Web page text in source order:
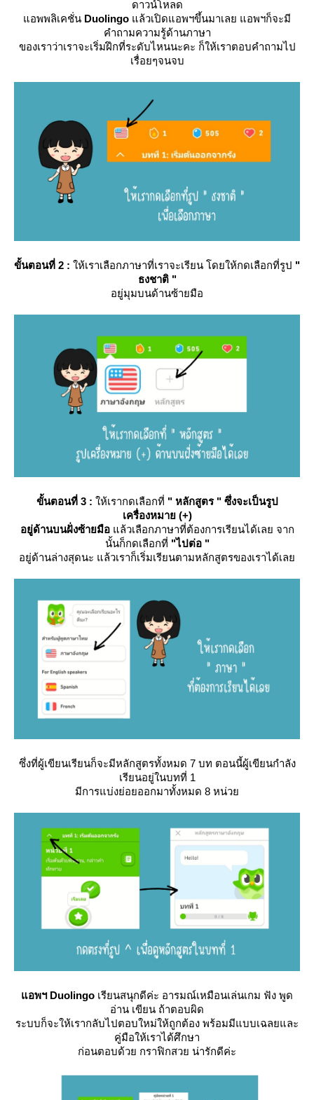
ดาวน์โหลด
อพพลิเคชั่น Duolingo ล้วเปิดแอพฯขึ้นมาเลย แอพฯก็จะมี
คำถามความรู้ด้านภาษา
ของเราว่าเราจะเริ่มฝึกที่ระดับไหนนะคะ ก็ให้เราตอบคำถามไป
เรื่อยๆจนจบ
ขั้นตอนที่ 2 : ห้เราเลือกภาษาที่เราจะเรียน โดยให้กดเลือกที่รูป "
ธงชาติ "
อยู่มุมบนด้านซ้ายมือ
ขั้นตอนที่ 3 : ห้เรากดเลือกที่ " หลักสูตร " ซึ่งจะเป็นรูป
เครื่องหมาย (+)
อยู่ด้านบนฝั่งซ้ายมือล้วเลือกภาษาที่ต้องการเรียนได้เลย จาก
นั้นก็กดเลือกที่ "ไปต่อ "
อยู่ด้านล่างสุดนะ แล้วเราก็เริ่มเรียนตามหลักสูตรของเราได้เล
ซึ่งที่ผู้เขียนเรียนก็จะมีหลักสูตรทั้งหมด 7 บท ตอนนี้ผู้เขียนกำลัง
เรียนอยู่ในบทที่ 1
มีการแบ่งย่อยออกมาทั้งหมด 8 หน่ว
อพฯ Duolingo เรียนสนุกดีค่ะ อารมณ์เหมือนเล่นเกม ฟัง พูด
อ่าน เขียน ถ้าตอบผิด
ระบบก็จะให้เรากลับไปตอบใหม่ให้ถูกต้อง พร้อมมีแบบเฉลยและ
คู่มือให้เราได้ศึกษา
ก่อนตอบด้วย กราฟิกสวย น่ารักดีค่ะ